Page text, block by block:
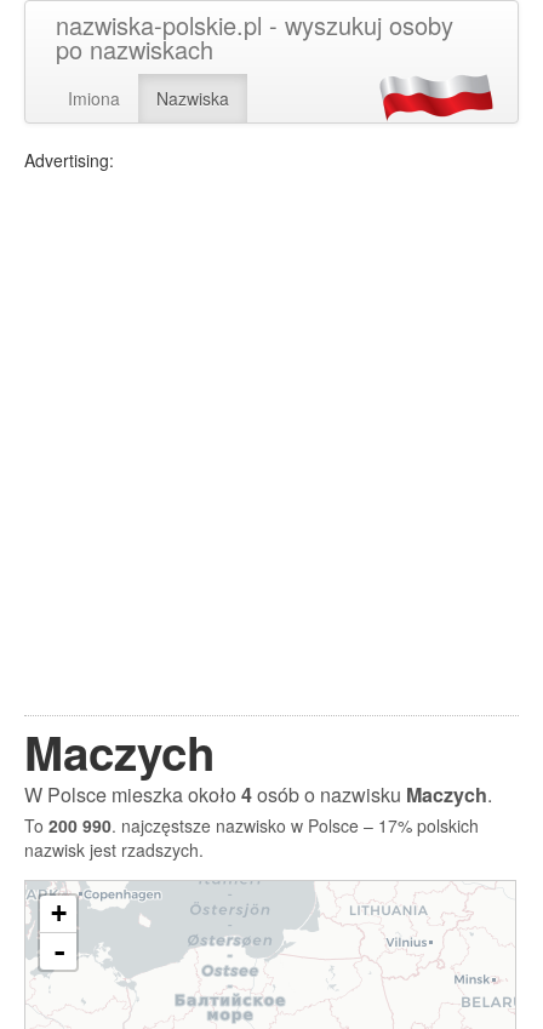
nazwiska-polskie.pl - wyszukuj osoby
po nazwiskach
Imiona Nazwiska
Advertising:
Maczych
W Polsce mieszka około4osób o nazwisku Maczych.
To 200 990. najczęstsze nazwisko w Polsce – 17% polskich
nazwisk jest rzadszych.
+
-